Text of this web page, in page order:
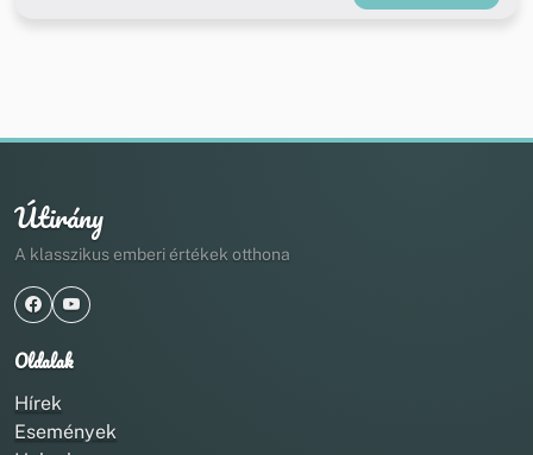
Útirány
A klasszikus emberi értékek otthona
Oldalak
Hírek
Események